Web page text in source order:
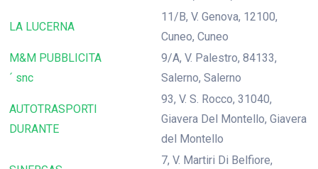
LA LUCERNA
11/B, V. Genova, 12100,
Cuneo, Cuneo
M&M PUBBLICITA
´ snc
9/A, V. Palestro, 84133,
Salerno, Salerno
AUTOTRASPORTI
DURANTE
93, V. S. Rocco, 31040,
Giavera Del Montello, Giavera
del Montello
7, V. Martiri Di Belfiore,